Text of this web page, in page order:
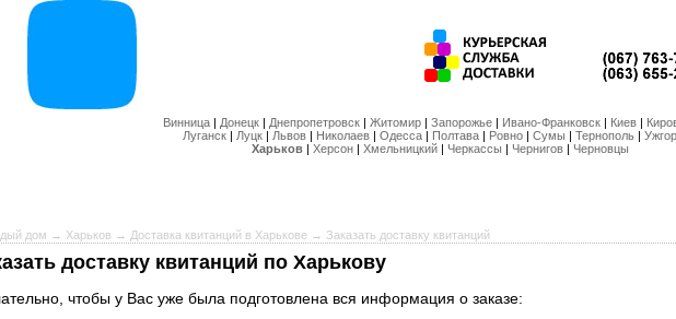
Винница | Донецк | Днепропетровск | Житомир | Запорожье | Ивано-Франковск | Киев |
Луганск | Луцк | Львов | Николаев | Одесса | Полтава | Ровно | Сумы | Тернополь |
Харьков| Херсон| Хмельницкий| Черкассы | Чернигов| Черновцы
дом → Харьков → Доставка квитанций в Харькове → Заказать доставку квитанций
доставку квитанций по Харькову
чтобы у Вас уже была подготовлена вся информация о заказе: